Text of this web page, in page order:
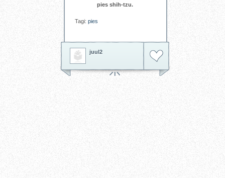
pies shih-tzu.
Tagi: pies
juul2